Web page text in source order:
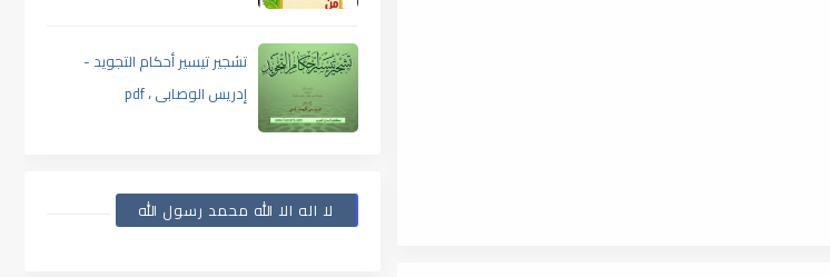
تشجير تيسير أحكام التجويد -
إدريس الوصابى ، pdf
لا اله الا الله محمد رسول الله